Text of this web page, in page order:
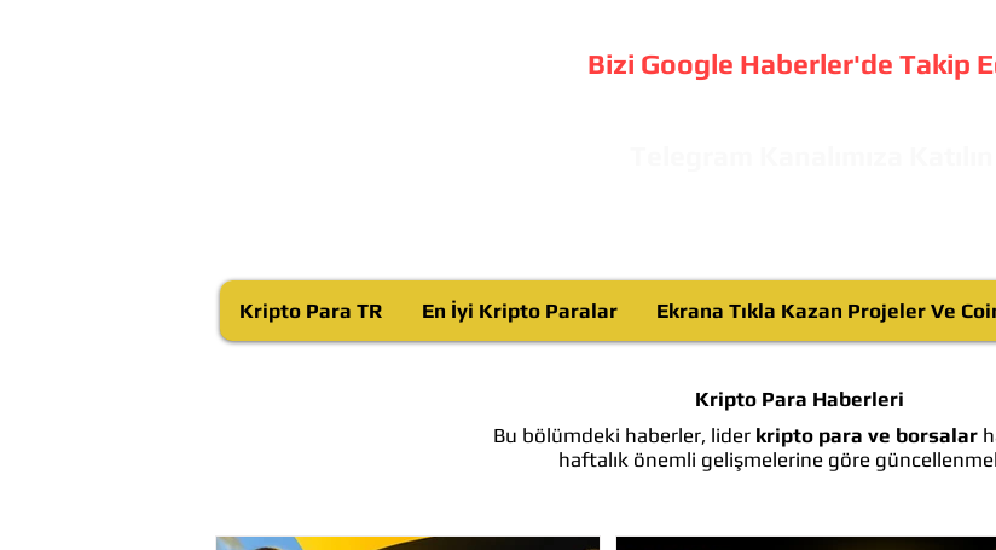
Bizi Google Haberler'de Takip
Kripto Para TR En İyi Kripto Paralar Ekrana Tıkla Kazan Projeler Ve
Kripto Para Haberleri
Bu bölümdeki haberler, lider kripto para ve borsalar
haftalık önemli gelişmelerine göre